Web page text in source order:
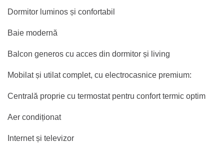
Dormitor luminos și confortabil
Baie modernă
Balcon generos cu acces din dormitor și living
Mobilat și utilat complet, cu electrocasnice premium:
Centrală proprie cu termostat pentru confort termic optim
Aer condiționat
Internet și televizor